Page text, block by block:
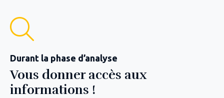
Durant la phase d’analyse
Vous donner accès aux
informations !